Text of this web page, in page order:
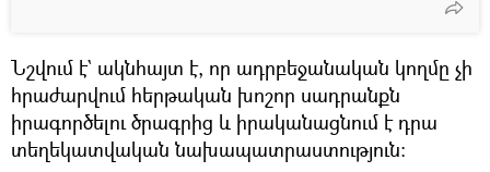
Նշվում է` ակնհայտ է, որ ադրբեջանական կողմը չի
հրաժարվում հերթական խոշոր սադրանքն
իրագործելու ծրագրից և իրականացնում է դրա
տեղեկատվական նախապատրաստություն։